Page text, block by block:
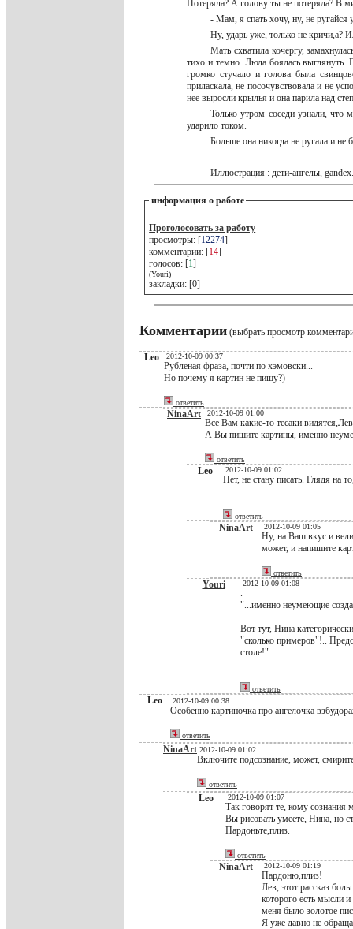
Потеряла? А голову ты не потеряла? В
- Мам, я спать хочу, ну, не
Ну, ударь уже, только не кричи,а?
Мать схватила кочергу,
тихо и темно. Люда боялась выглянуть.
громко стучало и голова была
приласкала, не посочувствовала и не
нее выросли крылья и она парила над
Только утром соседи узнали, что
ударило током.
Больше она никогда не ругала и
Иллюстрация : дети-ангелы,
информация о работе
Проголосовать за работу
просмотры: [12274]
комментарии: [14]
голосов: [1]
(Youri)
закладки: [0]
Комментарии (выбрать просмотр
Leo 2012-10-09 00:37
Рубленая фраза, почти по хэмовски...
Но почему я картин не пишу?)
ответить
NinaArt 2012-10-09 01:00
Все Вам какие-то тесаки
А Вы пишите картины, именно
ответить
Leo 2012-10-09 01:02
Нет, не стану писать. Глядя на
ответить
NinaArt 2012-10-09 01:05
Ну, на Ваш вкус и
может, и напишите
ответить
Youri 2012-10-09 01:08
.
"...именно неумеющие
Вот тут, Нина
"сколько примеров"!..
столе!"...
ответить
Leo 2012-10-09 00:38
Особенно картиночка про ангелочка
ответить
NinaArt 2012-10-09 01:02
Включите подсознание, может,
ответить
Leo 2012-10-09 01:07
Так говорят те, кому сознания
Вы рисовать умеете, Нина, но
Пардоньте,плиз.
ответить
NinaArt 2012-10-09 01:19
Пардоню,плиз!
Лев, этот рассказ
которого есть мысли
меня было золотое
Я уже давно не